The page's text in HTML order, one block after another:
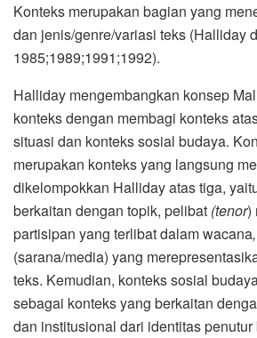
Konteks merupakan bagian yang
dan jenis/genre/variasi teks (Halliday
1985;1989;1991;1992).
Halliday mengembangkan konsep
konteks dengan membagi konteks
situasi dan konteks sosial budaya.
merupakan konteks yang langsung
dikelompokkan Halliday atas tiga,
berkaitan dengan topik, pelibat (tenor)
partisipan yang terlibat dalam wacana,
(sarana/media) yang
teks. Kemudian, konteks sosial
sebagai konteks yang berkaitan
dan institusional dari identitas